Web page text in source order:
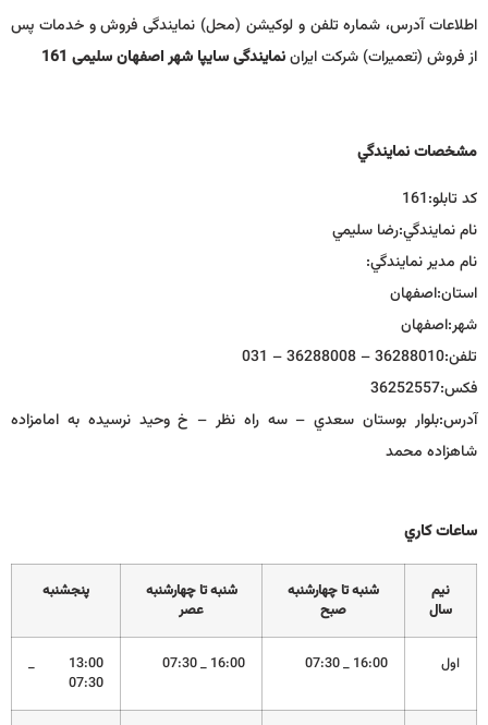
اطلاعات آدرس، شماره تلفن و لوکیشن (محل) نمایندگی فروش و خدمات پس
از فروش (تعمیرات) شرکت ایراننمایندگی سایپا شهر اصفهان سلیمی 161
مشخصات نمايندگي
كد تابلو:161
نام نمايندگي:رضا سليمي
نام مدير نمايندگي:
استان:اصفهان
شهر:اصفهان
تلفن:36288010 – 36288008 – 031
فكس:36252557
آدرس:بلوار بوستان سعدي – سه راه نظر – خ وحيد نرسيده به امامزاده
شاهزاده محمد
ساعات كاري
نيم
سال
شنبه تا چهارشنبه
صبح
شنبه تا چهارشنبه
عصر
پنجشنبه
اول 16:00 _ 07:30
16:00 _ 07:30
13:00 _
07:30